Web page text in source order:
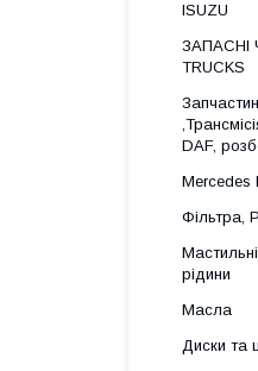
ISUZU
ЗАПАСНІ
TRUCKS
DAF,
Mercedes
Фільтра,
рідини
Масла
Диски та